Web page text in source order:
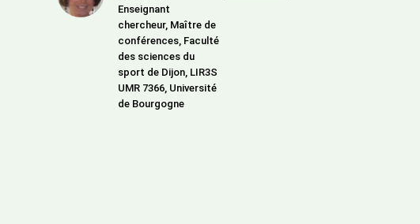
Enseignant
chercheur, Maître de
conférences, Faculté
des sciences du
sport de Dijon, LIR3S
UMR 7366, Université
de Bourgogne